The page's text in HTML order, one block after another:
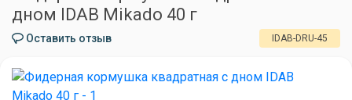
дном IDAB Mikado 40 г
Оставить отзыв IDAB-DRU-45